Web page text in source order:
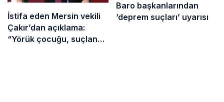
İstifa eden Mersin vekili
Çakır’dan açıklama:
“Yörük çocuğu, suçlanan
Baro başkanlarından
‘deprem suçları’ uyarısı